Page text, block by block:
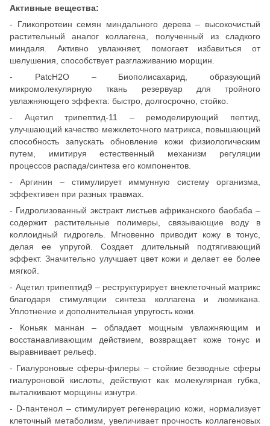
Активные вещества:
- Гликопротеин семян миндального дерева – высокочистый
растительный аналог коллагена, полученный из сладкого
миндаля. Активно увлажняет, помогает избавиться от
шелушения, способствует разглаживанию морщин.
- PatcH2O – Биополисахарид, образующий
микромолекулярную ткань резервуар для тройного
увлажняющего эффекта: быстро, долгосрочно, стойко.
- Ацетил трипептид-11 – ремоделирующий пептид,
улучшающий качество межклеточного матрикса, повышающий
способность запускать обновление кожи физиологическим
путем, имитируя естественный механизм регуляции
процессов распада/синтеза его компонентов.
- Аргинин – стимулирует иммунную систему организма,
эффективен при разных травмах.
- Гидролизованный экстракт листьев африканского баобаба –
содержит растительные полимеры, связывающие воду в
коллоидный гидрогель. Мгновенно приводит кожу в тонус,
делая ее упругой. Создает длительный подтягивающий
эффект. Значительно улучшает цвет кожи и делает ее более
мягкой.
- Ацетил трипептид9 – реструктурирует внеклеточный матрикс
благодаря стимуляции синтеза коллагена и люмикана.
Уплотнение и дополнительная упругость кожи.
- Коньяк маннан – обладает мощным увлажняющим и
восстанавливающим действием, возвращает коже тонус и
выравнивает рельеф.
- Гиалуроновые сферы-филеры – стойкие безводные сферы
гиалуроновой кислоты, действуют как молекулярная губка,
выталкивают морщины изнутри.
- D-пантенол – стимулирует регенерацию кожи, нормализует
клеточный метаболизм, увеличивает прочность коллагеновых